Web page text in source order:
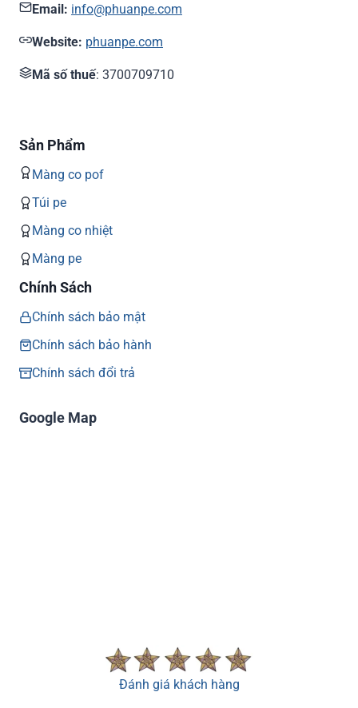
Email: info@phuanpe.com
Website: phuanpe.com
Mã số thuế: 3700709710
Sản Phẩm
Màng co pof
Túi pe
Màng co nhiệt
Màng pe
Chính Sách
Chính sách bảo mật
Chính sách bảo hành
Chính sách đổi trả
Google Map
Đánh giá khách hàng